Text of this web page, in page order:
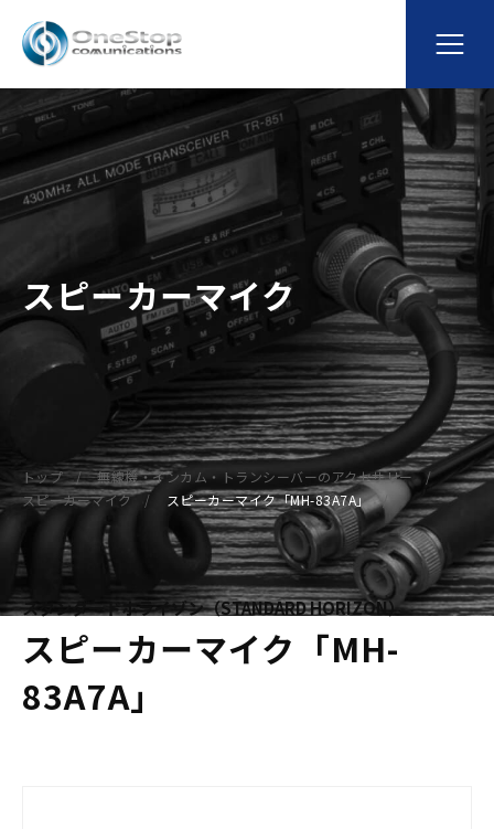
スピーカーマイク
トップ
無線機・インカム・トランシーバーのアクセサリー
スピーカーマイク
スピーカーマイク「MH-83A7A」
スタンダードホライゾン（STANDARD HORIZON）
スピーカーマイク「MH-
83A7A」